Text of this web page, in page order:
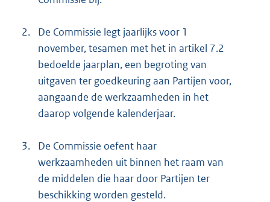
2.
De Commissie legt jaarlijks voor 1
november, tesamen met het in artikel 7.2
bedoelde jaarplan, een begroting van
uitgaven ter goedkeuring aan Partijen voor,
aangaande de werkzaamheden in het
daarop volgende kalenderjaar.
3.
De Commissie oefent haar
werkzaamheden uit binnen het raam van
de middelen die haar door Partijen ter
beschikking worden gesteld.